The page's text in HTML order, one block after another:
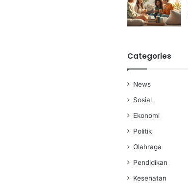
Categories
News
Sosial
Ekonomi
Politik
Olahraga
Pendidikan
Kesehatan